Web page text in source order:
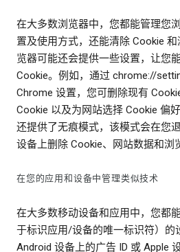
在大多数浏览器中，您都能管理您
置及使用方式，还能清除 Cookie
览器可能还会提供一些设置，让您
Cookie。例如，通过 chrome://
Chrome 设置，您可删除现有
Cookie 以及为网站选择 Cookie 偏
还提供了无痕模式，该模式会在您
设备上删除 Cookie、网站数据和浏
在您的应用和设备中管理类似技术
在大多数移动设备和应用中，您都
于标识应用/设备的唯一标识符）的
Android 设备上的广告 ID 或 Apple